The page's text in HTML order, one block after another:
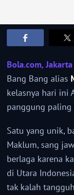
Bola.com,
Bang Bang alias
kelasnya hari ini
panggung paling
Satu yang unik,
Maklum, sang
berlaga karena
di Utara
tak kalah